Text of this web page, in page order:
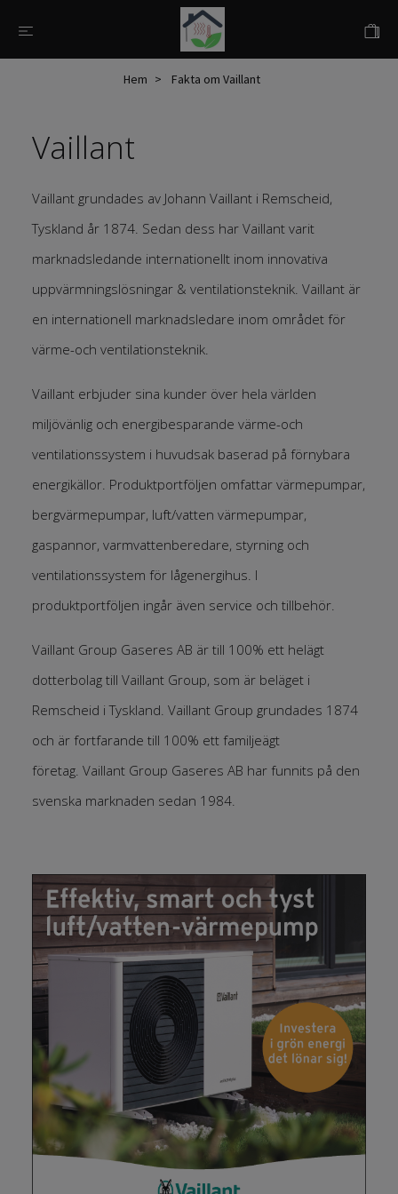
Hem Fakta om Vaillant
Vaillant
Vaillant grundades av Johann Vaillant i Remscheid,
Tyskland år 1874. Sedan dess har Vaillant varit
marknadsledande internationellt inom innovativa
uppvärmningslösningar & ventilationsteknik. Vaillant är
en internationell marknadsledare inom området för
värme-och ventilationsteknik.
Vaillant erbjuder sina kunder över hela världen
miljövänlig och energibesparande värme-och
ventilationssystem i huvudsak baserad på förnybara
energikällor. Produktportföljen omfattar värmepumpar,
bergvärmepumpar, luft/vatten värmepumpar,
gaspannor, varmvattenberedare, styrning och
ventilationssystem för lågenergihus. I
produktportföljen ingår även service och tillbehör.
Vaillant Group Gaseres AB är till 100% ett helägt
dotterbolag till Vaillant Group, som är beläget i
Remscheid i Tyskland. Vaillant Group grundades 1874
och är fortfarande till 100% ett familjeägt
företag. Vaillant Group Gaseres AB har funnits på den
svenska marknaden sedan 1984.